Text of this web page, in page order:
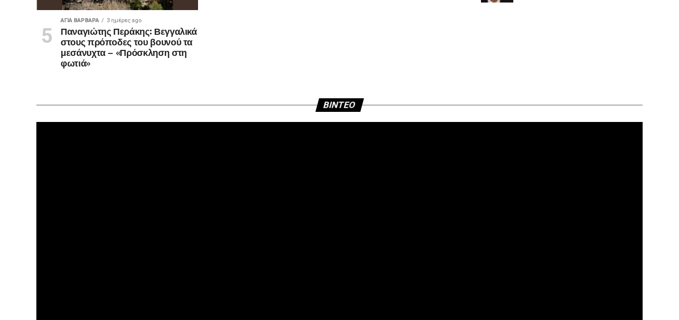
ΑΓΙΑ ΒΑΡΒΑΡΑ 3 ημέρες ago
Παναγιώτης Περάκης: Βεγγαλικά
στους πρόποδες του βουνού τα
μεσάνυχτα – «Πρόσκληση στη
φωτιά»
BINTEO